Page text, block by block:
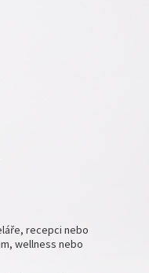
recepci nebo
wellness nebo